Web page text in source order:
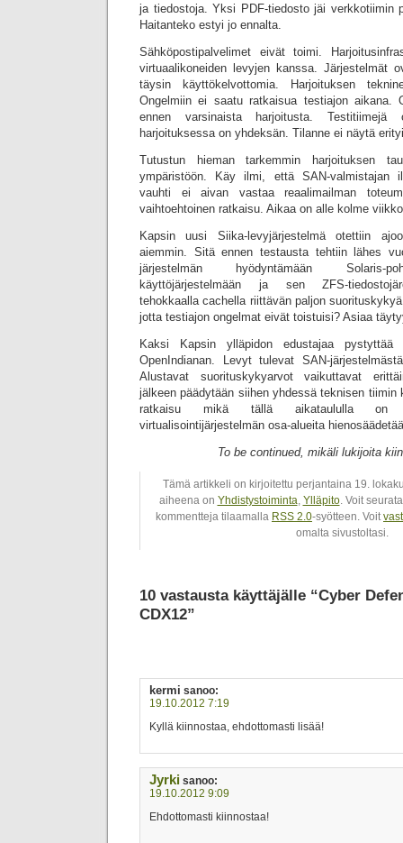
ja tiedostoja. Yksi PDF-tiedosto jäi verkkotiimin
Haitanteko estyi jo ennalta.
Sähköpostipalvelimet eivät toimi.
virtuaalikoneiden levyjen kanssa. Järjestelmät
täysin käyttökelvottomia. Harjoituksen
Ongelmiin ei saatu ratkaisua testiajon
ennen varsinaista harjoitusta. Testitiimejä
harjoituksessa on yhdeksän. Tilanne ei näytä
Tutustun hieman tarkemmin harjoituksen
ympäristöön. Käy ilmi, että SAN-valmistajan
vauhti ei aivan vastaa reaalimailman
vaihtoehtoinen ratkaisu. Aikaa on alle kolme
Kapsin uusi Siika-levyjärjestelmä otettiin
aiemmin. Sitä ennen testausta tehtiin lähes
järjestelmän hyödyntämään Solaris-
käyttöjärjestelmään ja sen ZFS-
tehokkaalla cachella riittävän paljon
jotta testiajon ongelmat eivät toistuisi? Asiaa
Kaksi Kapsin ylläpidon edustajaa pystyttää
OpenIndianan. Levyt tulevat SAN-
Alustavat suorituskykyarvot vaikuttavat
jälkeen päädytään siihen yhdessä teknisen tiimin
ratkaisu mikä tällä aikataululla on
virtualisointijärjestelmän osa-alueita
To be continued, mikäli lukijoita
Tämä artikkeli on kirjoitettu perjantaina 19.
aiheena on Yhdistystoiminta, Ylläpito. Voit
kommentteja tilaamalla RSS 2.0-syötteen. Voit
omalta sivustoltasi.
10 vastausta käyttäjälle “Cyber
CDX12”
kermi sanoo:
19.10.2012 7:19
Kyllä kiinnostaa, ehdottomasti lisää!
Jyrki sanoo:
19.10.2012 9:09
Ehdottomasti kiinnostaa!